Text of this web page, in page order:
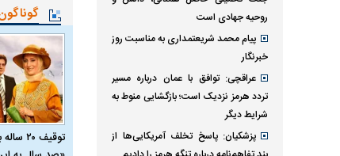
توقیف
روحیه جهادی است
پیام محمد شریعتمداری به مناسبت روز
خبرنگار
عراقچی: توافق با عمان درباره مسیر
تردد هرمز نزدیک است؛ بازگشایی منوط به
شرایط دیگر
پزشکیان: پاسخ تخلف آمریکایی‌ها از